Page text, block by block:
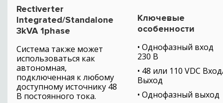
Rectiverter
Integrated/Standalone
3kVA 1phase
Система также может
использоваться как
автономная,
подключенная к любому
доступному источнику 48
В постоянного тока.
Ключевые
особенности
• Однофазный вход
230 В
• 48 или 110 VDC
Выход
• Однофазный выход